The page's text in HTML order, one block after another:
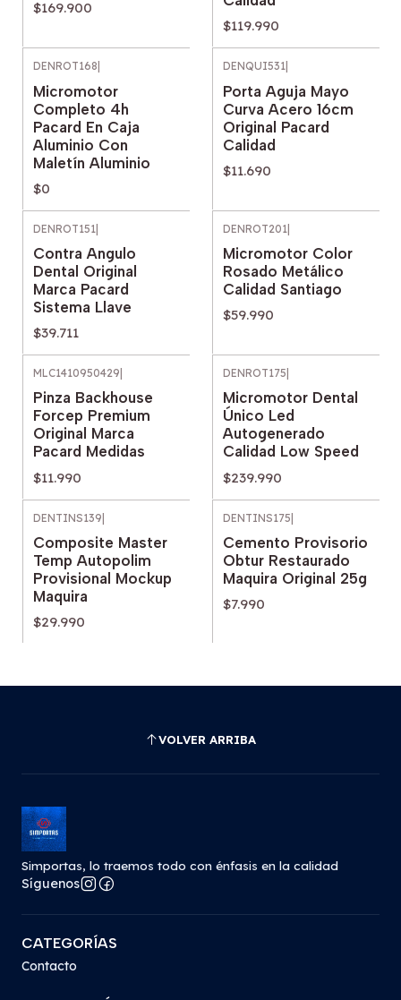
$169.900
$119.990
DENROT168
Micromotor
Completo 4h
Pacard En Caja
Aluminio Con
Maletín Aluminio
$0
DENQUI531
Porta Aguja Mayo
Curva Acero 16cm
Original Pacard
Calidad
$11.690
DENROT151
Contra Angulo
Dental Original
Marca Pacard
Sistema Llave
$39.711
DENROT201
Micromotor Color
Rosado Metálico
Calidad Santiago
$59.990
MLC1410950429
Pinza Backhouse
Forcep Premium
Original Marca
Pacard Medidas
$11.990
DENROT175
Micromotor Dental
Único Led
Autogenerado
Calidad Low Speed
$239.990
DENTINS139|
Composite Master
Temp Autopolim
Provisional Mockup
Maquira
$29.990
DENTINS175|
Cemento Provisorio
Obtur Restaurado
Maquira Original 25g
$7.990
VOLVER ARRIBA
Simportas, lo traemos todo con énfasis en la calidad
Síguenos
CATEGORÍAS
Contacto